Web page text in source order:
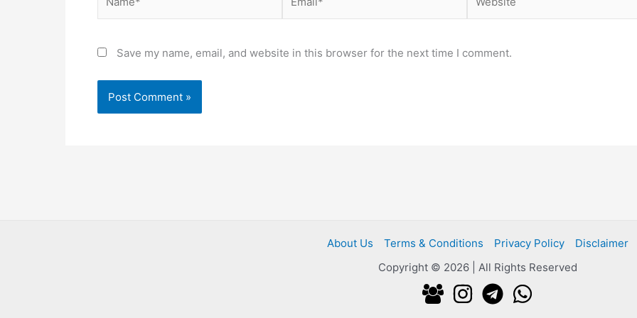
Save my name, email, and website in this browser for the next time I comment.
About Us Terms & Conditions Privacy Policy
Disclaimer
Copyright © 2026 | All Rights Reserved